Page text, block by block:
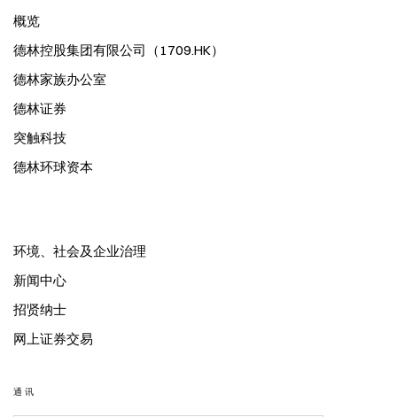
概览
德林控股集团有限公司（1709.HK）
德林家族办公室
德林证券
突触科技
德林环球资本
环境、社会及企业治理
新闻中心
招贤纳士
网上证券交易
通讯